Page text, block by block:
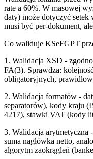
rate a 60%. W masowej
daty) może dotyczyć setek
musi być per-dokument,
Co waliduje KSeFGPT
1. Walidacja XSD -
FA(3). Sprawdza:
obligatoryjnych,
2. Walidacja formatów -
separatorów), kody kraju
4217), stawki VAT (kody
3. Walidacja arytmetyczna
suma nagłówka netto,
algorytm zaokrągleń